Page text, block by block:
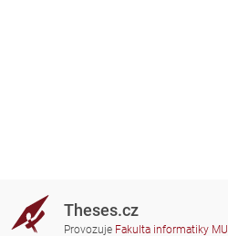
Theses.cz
Provozuje Fakulta informatiky MU